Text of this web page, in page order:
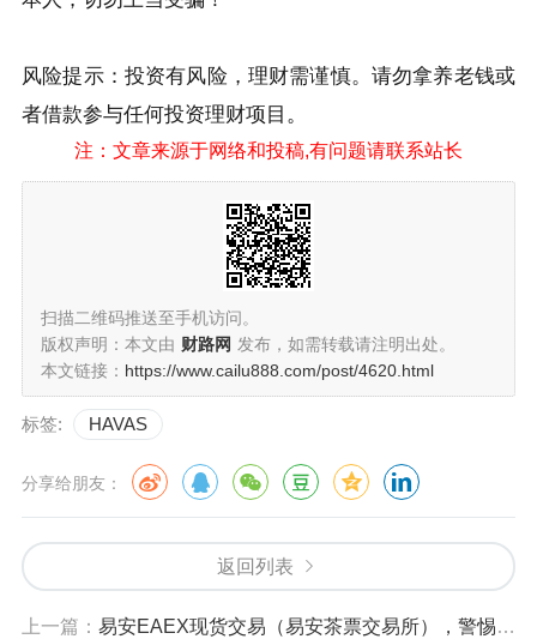
风险提示：投资有风险，理财需谨慎。请勿拿养老钱或
者借款参与任何投资理财项目。
注：文章来源于网络和投稿,有问题请联系站长
扫描二维码推送至手机访问。
版权声明：本文由 财路网 发布，如需转载请注明出处。
本文链接： https://www.cailu888.com/post/4620.html
标签: HAVAS
分享给朋友：
返回列表
上一篇： 易安EAEX现货交易（易安茶票交易所），警惕资金盘骗局收割